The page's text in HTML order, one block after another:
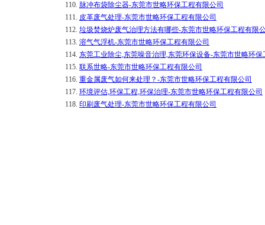
110. 脉冲布袋除尘器-东莞市世略环保工程有限公司
111. 皮革废气处理-东莞市世略环保工程有限公司
112. 垃圾焚烧炉废气治理方法有哪些-东莞市世略环保工程有限
113. 溶气气浮机-东莞市世略环保工程有限公司
114. 东莞工业除尘,东莞噪音治理,东莞环保设备-东莞市世略环保
115. 联系世略-东莞市世略环保工程有限公司
116. 重金属废气如何来处理？-东莞市世略环保工程有限公司
117. 环境评估,环保工程,环保治理-东莞市世略环保工程有限公司
118. 印刷废气处理-东莞市世略环保工程有限公司